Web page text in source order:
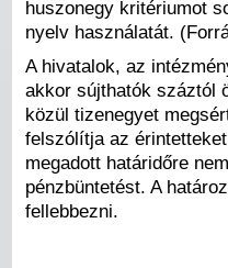
huszonegy kritériumot
nyelv használatát.
A hivatalok, az
akkor sújthatók száztól
közül tizenegyet
felszólítja az
megadott határidőre
pénzbüntetést. A
fellebbezni.